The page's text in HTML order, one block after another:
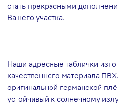
стать прекрасными
Вашего участка.
Наши адресные таблички
качественного материала
оригинальной германской
устойчивый к солнечному